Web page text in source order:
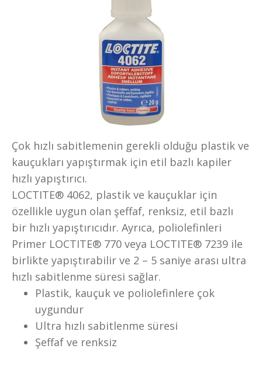
Çok hızlı sabitlemenin gerekli olduğu plastik ve
kauçukları yapıştırmak için etil bazlı kapiler
hızlı yapıştırıcı.
LOCTITE® 4062, plastik ve kauçuklar için
özellikle uygun olan şeffaf, renksiz, etil bazlı
bir hızlı yapıştırıcıdır. Ayrıca, poliolefinleri
Primer LOCTITE® 770 veya LOCTITE® 7239 ile
birlikte yapıştırabilir ve 2 – 5 saniye arası ultra
hızlı sabitlenme süresi sağlar.
Plastik, kauçuk ve poliolefinlere çok
uygundur
Ultra hızlı sabitlenme süresi
Şeffaf ve renksiz